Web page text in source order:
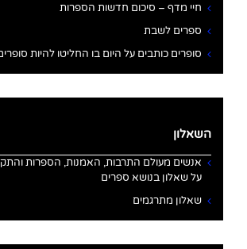
חיי מדף – סיכום חדשות הספרות
ספרים לשבת
סופרים כותבים על היום בו החליטו להיות
השאלון
אנשים מעולם התרבות, האמנות, הספרות
על שאלון בנושא ספרים
שאלון מתרגמים